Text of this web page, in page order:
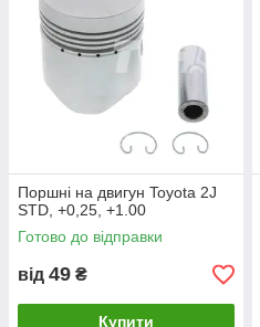
Поршні на двигун Toyota 2J
STD, +0,25, +1.00
Готово до відправки
від 49 ₴
Купити